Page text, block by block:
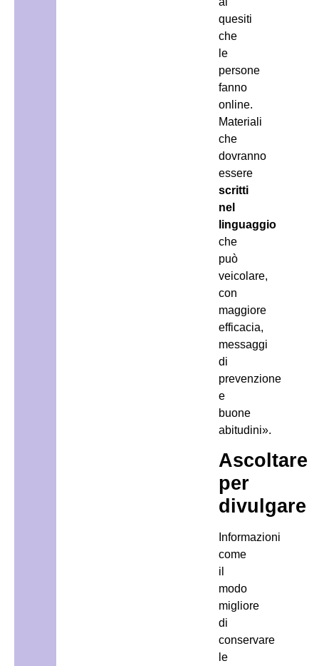
quesiti
che
le
persone
fanno
online.
Materiali
che
dovranno
essere
scritti
nel
linguaggio
che
può
veicolare,
con
maggiore
efficacia,
messaggi
di
prevenzione
e
buone
abitudini».
Ascoltare
per
divulgare
Informazioni
come
il
modo
migliore
di
conservare
le